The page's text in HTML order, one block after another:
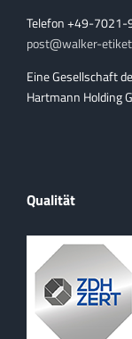
Telefon +49-
post@walker-
Eine Gesellschaft
Hartmann Holding
Qualität